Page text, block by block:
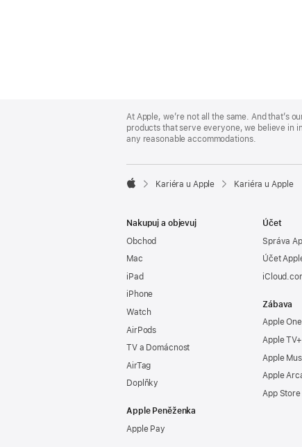
Footer
At Apple, we’re not all the same. And that’s
products that serve everyone, we believe in
any reasonable accommodations.

Kariéra u Apple Kariéra u Apple
Nakupuj a objevuj
Obchod
Mac
iPad
iPhone
Watch
AirPods
TV a Domácnost
AirTag
Doplňky
Apple Peněženka
Apple Pay
Účet
Správa
Účet
Zábava
Apple One
Apple TV+
Apple
Apple
App Store